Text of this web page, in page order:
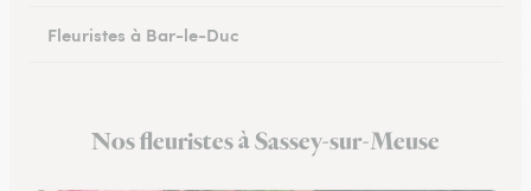
Fleuristes à Bar-le-Duc
Fleuristes à Clermont-en-Argonne
Nos fleuristes à Sassey-sur-Meuse